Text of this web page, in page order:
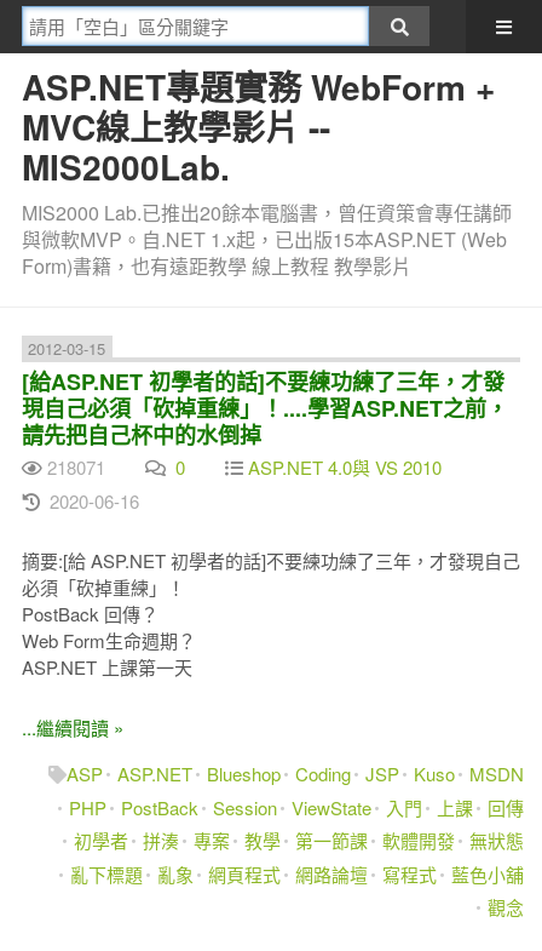
ASP.NET專題實務 WebForm +
MVC線上教學影片 --
MIS2000Lab.
MIS2000 Lab.已推出20餘本電腦書，曾任資策會專任講師
與微軟MVP。自.NET 1.x起，已出版15本ASP.NET (Web
Form)書籍，也有遠距教學 線上教程 教學影片
2012-03-15
[給ASP.NET 初學者的話]不要練功練了三年，才發
現自己必須「砍掉重練」！....學習ASP.NET之前，
請先把自己杯中的水倒掉
218071 0
ASP.NET 4.0與 VS 2010
2020-06-16
摘要:[給 ASP.NET 初學者的話]不要練功練了三年，才發現自己
必須「砍掉重練」！
PostBack 回傳？
Web Form生命週期？
ASP.NET 上課第一天
...繼續閱讀 »
ASP ASP.NET Blueshop Coding JSP Kuso
MSDN
PHP
PostBack Session ViewState 入門 上課
回傳
初學者 拼湊 專案 教學 第一節課 軟體開發 無狀態
亂下標題
亂象 網頁程式 網路論壇 寫程式 藍色小舖
觀念